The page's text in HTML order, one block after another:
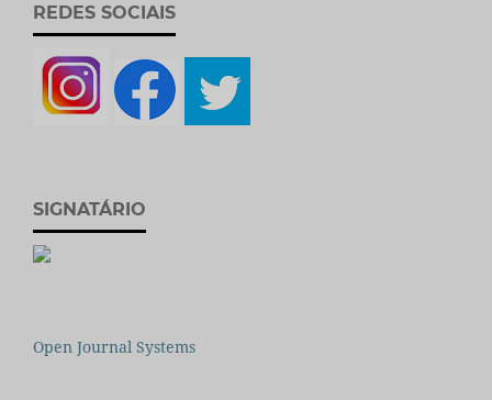
REDES SOCIAIS
SIGNATÁRIO
Open Journal Systems